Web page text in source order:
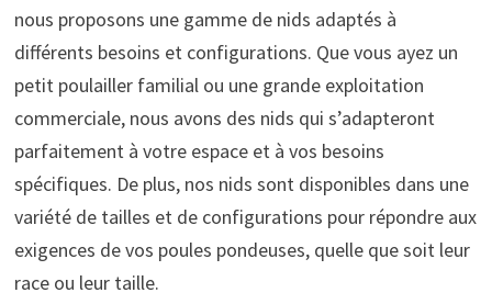
nous proposons une gamme de nids adaptés à
différents besoins et configurations. Que vous ayez un
petit poulailler familial ou une grande exploitation
commerciale, nous avons des nids qui s’adapteront
parfaitement à votre espace et à vos besoins
spécifiques. De plus, nos nids sont disponibles dans une
variété de tailles et de configurations pour répondre aux
exigences de vos poules pondeuses, quelle que soit leur
race ou leur taille.